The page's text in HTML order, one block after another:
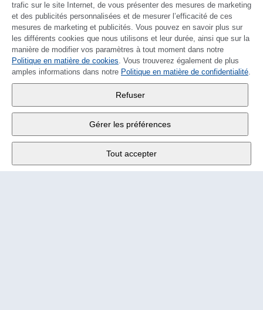
DEUTSCH
Fabrikstrasse 10, 3176 Neuenegg
Lu - Ve 9:00 - 12:00 h
Tél. +4131 377 21 11
trafic sur le site Internet, de vous présenter des mesures de marketing
et des publicités personnalisées et de mesurer l’efficacité de ces
mesures de marketing et publicités. Vous pouvez en savoir plus sur
les différents cookies que nous utilisons et leur durée, ainsi que sur la
manière de modifier vos paramètres à tout moment dans notre
Politique en matière de cookies. Vous trouverez également de plus
amples informations dans notre Politique en matière de confidentialité.
Refuser
Gérer les préférences
Tout accepter